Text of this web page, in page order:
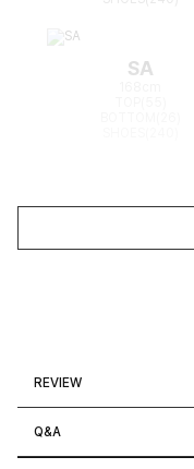
SA
REVIEW
Q&A